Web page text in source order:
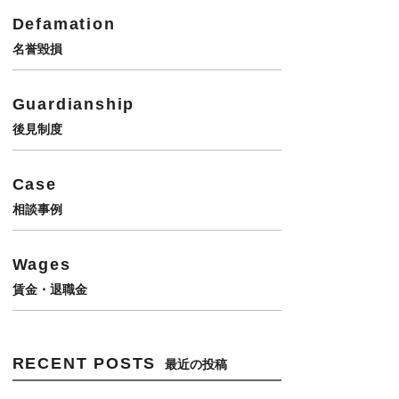
Defamation
名誉毀損
Guardianship
後見制度
Case
相談事例
Wages
賃金・退職金
RECENT POSTS 最近の投稿